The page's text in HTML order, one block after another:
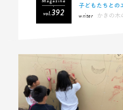
vol.392
子どもたちとの
writer
かきの木